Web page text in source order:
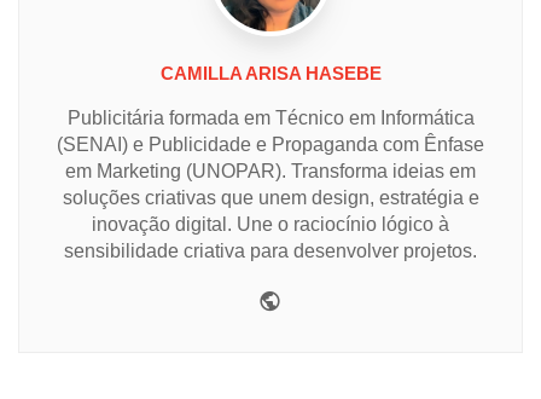
CAMILLA ARISA HASEBE
Publicitária formada em Técnico em Informática
(SENAI) e Publicidade e Propaganda com Ênfase
em Marketing (UNOPAR). Transforma ideias em
soluções criativas que unem design, estratégia e
inovação digital. Une o raciocínio lógico à
sensibilidade criativa para desenvolver projetos.